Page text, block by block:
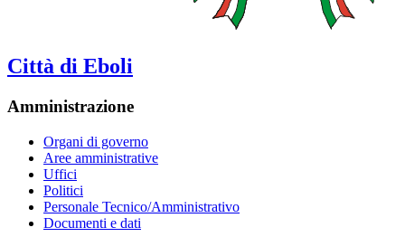
Città di Eboli
Amministrazione
Organi di governo
Aree amministrative
Uffici
Politici
Personale Tecnico/Amministrativo
Documenti e dati